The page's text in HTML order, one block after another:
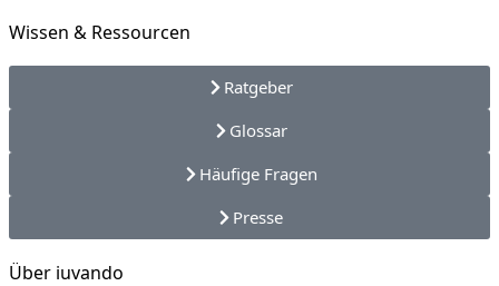
Wissen & Ressourcen
Ratgeber
Glossar
Häufige Fragen
Presse
Über iuvando